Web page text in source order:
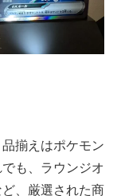
揃えはポケモン
も、ラウンジオ
、厳選された商